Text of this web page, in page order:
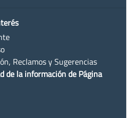
Reclamos y Sugerencias
de la información de Página